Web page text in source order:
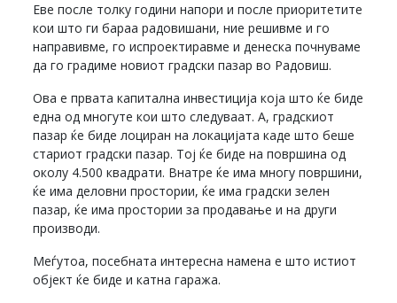
Еве после толку години напори и после приоритетите
кои што ги бараа радовишани, ние решивме и го
направивме, го испроектиравме и денеска почнуваме
да го градиме новиот градски пазар во Радовиш.
Ова е првата капитална инвестиција која што ќе биде
една од многуте кои што следуваат. А, градскиот
пазар ќе биде лоциран на локацијата каде што беше
стариот градски пазар. Тој ќе биде на површина од
околу 4.500 квадрати. Внатре ќе има многу површини,
ќе има деловни простории, ќе има градски зелен
пазар, ќе има простории за продавање и на други
производи.
Меѓутоа, посебната интересна намена е што истиот
објект ќе биде и катна гаража.